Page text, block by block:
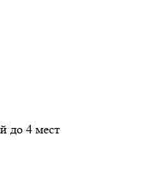
до 4 мест